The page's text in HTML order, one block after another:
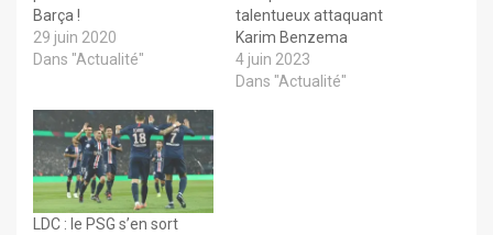
Barça !
29 juin 2020
Dans "Actualité"
talentueux attaquant
Karim Benzema
4 juin 2023
Dans "Actualité"
LDC : le PSG s’en sort